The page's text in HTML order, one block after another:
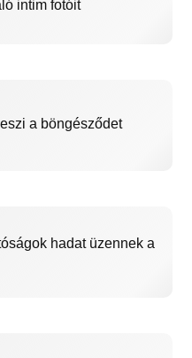
intim fotóit
a böngésződet
hadat üzennek a